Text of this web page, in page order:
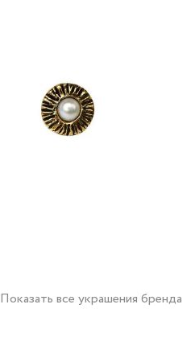
Показать все украшения бренда